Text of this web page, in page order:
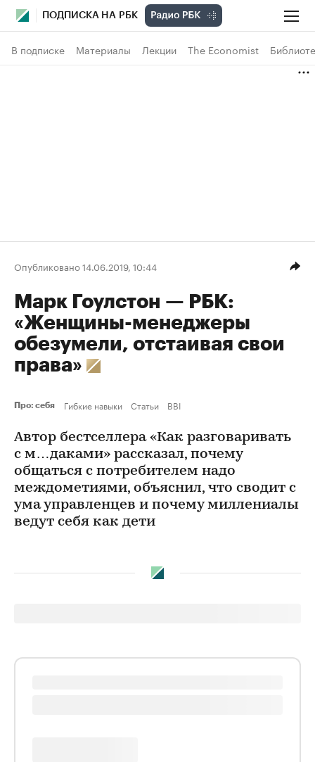
ПОДПИСКА НА РБК
В подписке Материалы Лекции The Economist
Опубликовано 14.06.2019, 10:44
Марк Гоулстон — РБК:
«Женщины-менеджеры
обезумели, отстаивая свои
права»
Про: себя Гибкие навыки Статьи BBI
Автор бестселлера «Как разговаривать
с м…даками» рассказал, почему
общаться с потребителем надо
междометиями, объяснил, что сводит с
ума управленцев и почему миллениалы
ведут себя как дети